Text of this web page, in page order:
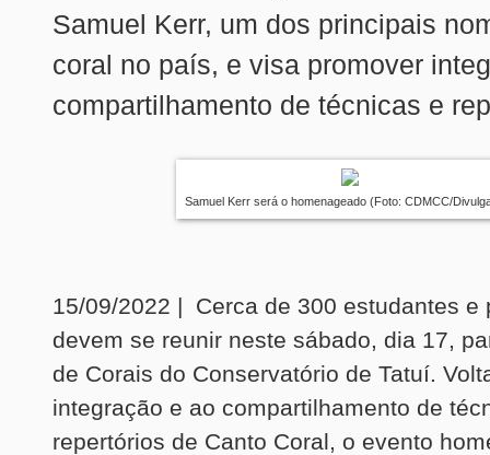
Samuel Kerr, um dos principais
coral no país, e visa promover
compartilhamento de técnicas e
Samuel Kerr será o homenageado (Foto: CDMCC/
15/09/2022 | Cerca de 300 estudantes e
devem se reunir neste sábado, dia 17,
de Corais do Conservatório de Tatuí.
integração e ao compartilhamento de
repertórios de Canto Coral, o evento